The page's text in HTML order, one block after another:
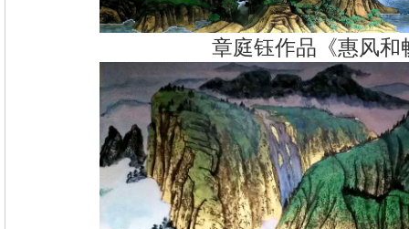
章庭钰作品《惠风和